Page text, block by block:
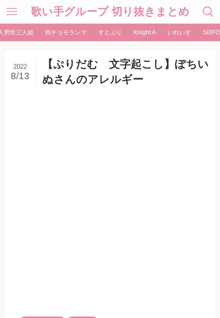
歌い手グループ 切り抜きまとめ
男性三人組 肉チョモランマ すとぷり Knight A いれいす
【ぷりだむ 文字起こし】ぽちい
ぬさんのアレルギー
2022
8/13